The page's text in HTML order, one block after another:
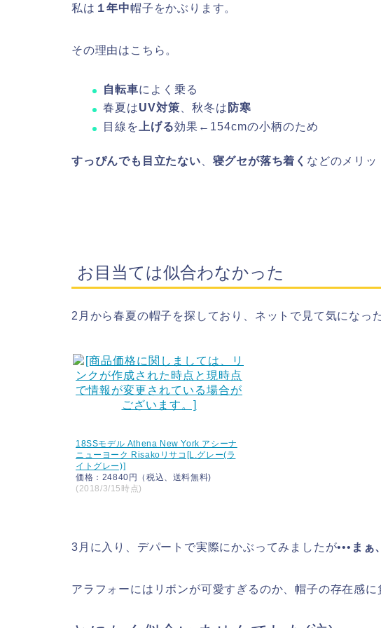
私は １年中帽子をかぶります。
その理由はこちら。
自転車によく乗る
春夏はUV対策 、秋冬は 防寒
目線を
上げる効果←154cmの小柄のため
すっぴんでも目立たない 寝グセが落ち着く などのメリッ
お目当ては似合わなかった
2月から春夏の帽子を探しており、ネットで見て気になっ
18SSモデル Athena New York アシーナ
ニューヨーク Risakoリサコ[L.グレー(ラ
イトグレー)]
価格：24840円（税込、送料無料)
(2018/3/15時点)
3月に入り、デパートで実際にかぶってみましたが••• まぁ
アラフォーにはリボンが可愛すぎるのか、帽子の存在感に